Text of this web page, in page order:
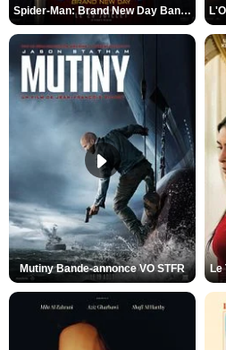
Spider-Man: Brand New Day Bande-annonce VO STFR
Mutiny Bande-annonce VO STFR Le